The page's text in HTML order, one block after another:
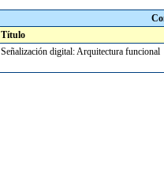
Título
Señalización digital: Arquitectura funcional